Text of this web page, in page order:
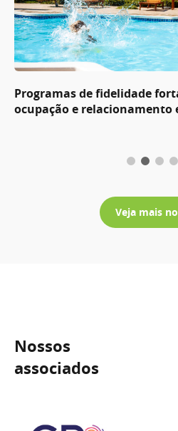
Programas de fidelidade
ocupação e relacionamento
Veja mais
Nossos
associados